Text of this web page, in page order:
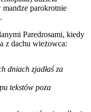
parokrotnie
Paredrosami, kiedy
z dachu wieżowca:
dniach zjadłaś za
tekstów poza